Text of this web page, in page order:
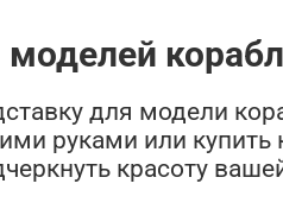
для модели
руками или купить
красоту